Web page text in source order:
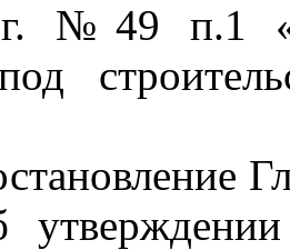
№49 п.1